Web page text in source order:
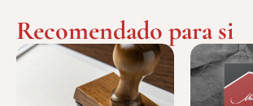
Recomendado para si